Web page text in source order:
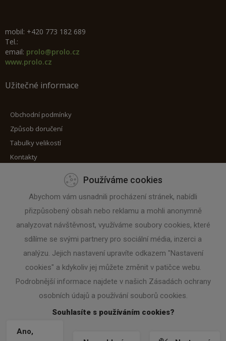
mobil: +420 773 182 689
Tel.:
email: prolo@prolo.cz
www.prolo.cz
Užitečné informace
Obchodní podmínky
Způsob doručení
Tabulky velikostí
Kontakty
Máte zájem o zaslání novinek?
Zadejte svoji e-mailovou adresu
Používáme cookies
Abychom vám usnadnili procházení stránek, nabídli
přizpůsobený obsah nebo reklamu a mohli anonymně
analyzovat návštěvnost, využíváme soubory cookies, které
sdílíme se svými partnery pro sociální média, inzerci a
analýzu. Jejich nastavení upravíte odkazem "Nastavení
cookies" a kdykoliv jej můžete změnit v patičce webu.
Podrobnější informace najdete v našich Zásadách ochrany
osobních údajů a používání souborů cookies.
Souhlasíte s používáním cookies?
Ano,